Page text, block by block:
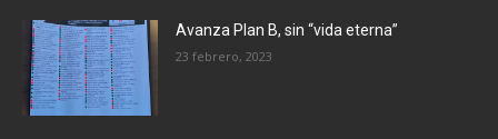
Avanza Plan B, sin “vida eterna”
23 febrero, 2023